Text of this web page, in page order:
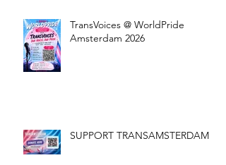
TransVoices @ WorldPride
Amsterdam 2026
SUPPORT TRANSAMSTERDAM